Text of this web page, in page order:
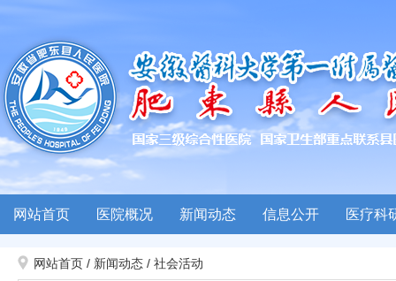
网站首页 医院概况 新闻动态 信息公开 医疗科
网站首页 / 新闻动态 / 社会活动